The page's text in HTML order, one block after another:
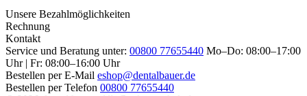
Unsere Bezahlmöglichkeiten
Rechnung
Kontakt
Service und Beratung unter: 00800 77655440 Mo–Do: 08:00–17:00
Uhr | Fr: 08:00–16:00 Uhr
Bestellen per E-Mail eshop@dentalbauer.de
Bestellen per Telefon 00800 77655440